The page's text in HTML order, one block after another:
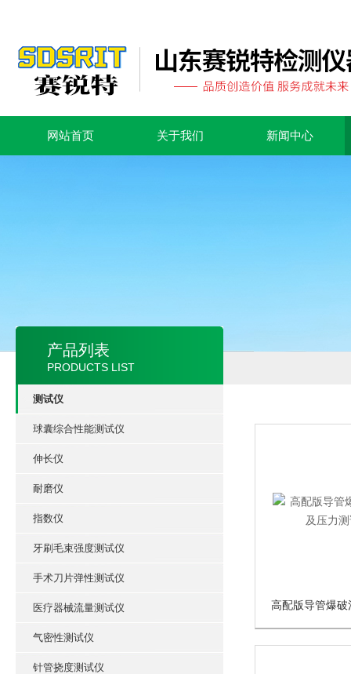
网站首页 关于我们 新闻中心
产品列表
PRODUCTS LIST
测试仪
球囊综合性能测试仪
伸长仪
耐磨仪
指数仪
牙刷毛束强度测试仪
手术刀片弹性测试仪
医疗器械流量测试仪
气密性测试仪
针管挠度测试仪